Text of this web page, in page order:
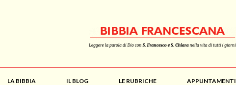
LA BIBBIA IL BLOG LE RUBRICHE APPUNTAMENTI